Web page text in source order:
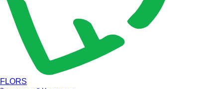
FLORS